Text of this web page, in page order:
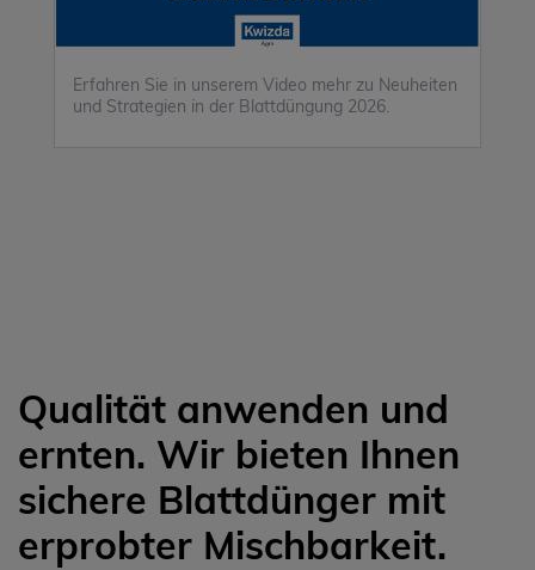
Erfahren Sie in unserem Video mehr zu Neuheiten
und Strategien in der Blattdüngung 2026.
Qualität anwenden und
ernten. Wir bieten Ihnen
sichere Blattdünger mit
erprobter Mischbarkeit.